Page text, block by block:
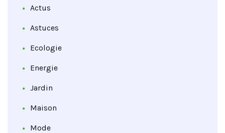
Actus
Astuces
Ecologie
Energie
Jardin
Maison
Mode